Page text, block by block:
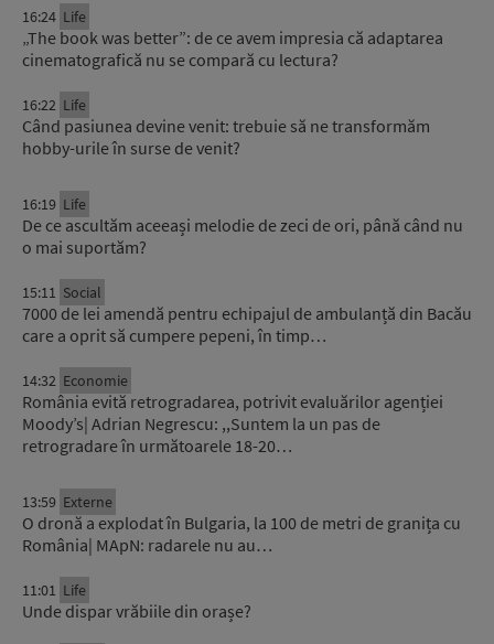
16:24 Life
„The book was better”: de ce avem impresia că adaptarea
cinematografică nu se compară cu lectura?
16:22 Life
Când pasiunea devine venit: trebuie să ne transformăm
hobby-urile în surse de venit?
16:19 Life
De ce ascultăm aceeași melodie de zeci de ori, până când nu
o mai suportăm?
15:11 Social
7000 de lei amendă pentru echipajul de ambulanță din Bacău
care a oprit să cumpere pepeni, în timp…
14:32 Economie
România evită retrogradarea, potrivit evaluărilor agenției
Moody’s| Adrian Negrescu: ,,Suntem la un pas de
retrogradare în următoarele 18-20…
13:59 Externe
O dronă a explodat în Bulgaria, la 100 de metri de granița cu
România| MApN: radarele nu au…
11:01 Life
Unde dispar vrăbiile din orașe?